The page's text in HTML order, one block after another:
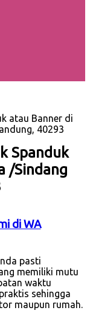
atau Banner di
40293
Spanduk
/Sindang
di WA
pasti
memiliki mutu
waktu
sehingga
maupun rumah.